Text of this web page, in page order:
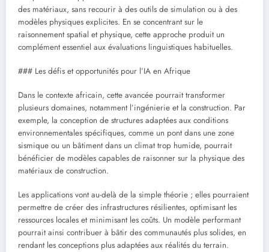
des matériaux, sans recourir à des outils de simulation ou à des
modèles physiques explicites. En se concentrant sur le
raisonnement spatial et physique, cette approche produit un
complément essentiel aux évaluations linguistiques habituelles.
### Les défis et opportunités pour l’IA en Afrique
Dans le contexte africain, cette avancée pourrait transformer
plusieurs domaines, notamment l’ingénierie et la construction. Par
exemple, la conception de structures adaptées aux conditions
environnementales spécifiques, comme un pont dans une zone
sismique ou un bâtiment dans un climat trop humide, pourrait
bénéficier de modèles capables de raisonner sur la physique des
matériaux de construction.
Les applications vont au-delà de la simple théorie ; elles pourraient
permettre de créer des infrastructures résilientes, optimisant les
ressources locales et minimisant les coûts. Un modèle performant
pourrait ainsi contribuer à bâtir des communautés plus solides, en
rendant les conceptions plus adaptées aux réalités du terrain.